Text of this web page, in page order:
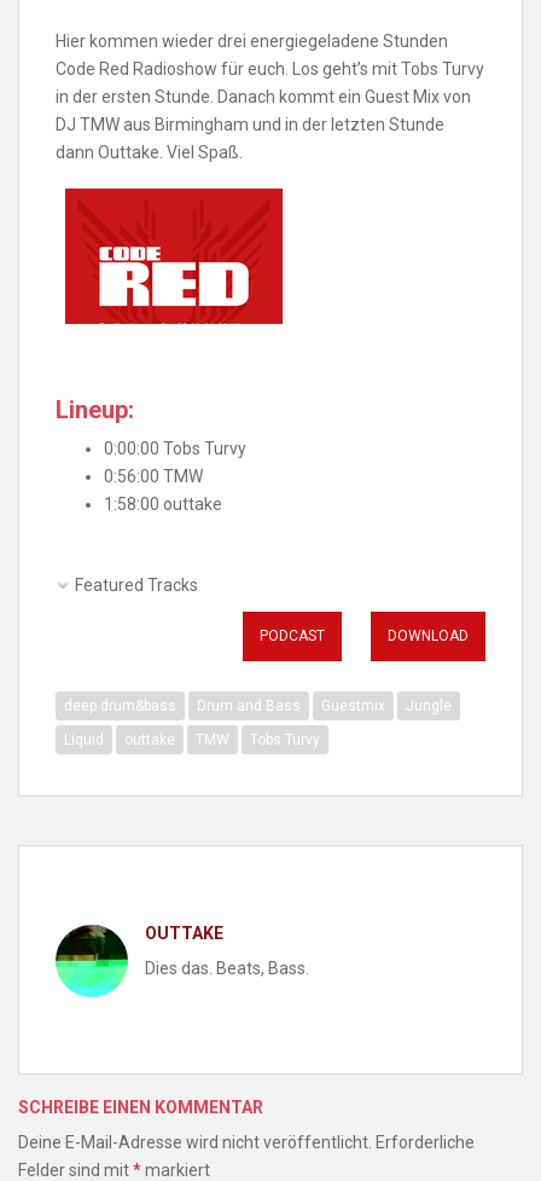
Hier kommen wieder drei energiegeladene Stunden
Code Red Radioshow für euch. Los geht’s mit Tobs Turvy
in der ersten Stunde. Danach kommt ein Guest Mix von
DJ TMW aus Birmingham und in der letzten Stunde
dann Outtake. Viel Spaß.
Lineup:
0:00:00 Tobs Turvy
0:56:00 TMW
1:58:00 outtake
Featured Tracks
DOWNLOAD
PODCAST
deep drum&bass Drum and Bass Guestmix
Jungle
Liquid
outtake TMW Tobs Turvy
OUTTAKE
Dies das. Beats, Bass.
SCHREIBE EINEN KOMMENTAR
Deine E-Mail-Adresse wird nicht veröffentlicht. Erforderliche
Felder sind mit*markiert